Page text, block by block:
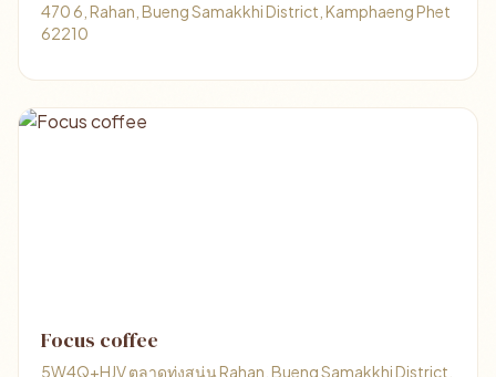
470 6, Rahan, Bueng Samakkhi District, Kamphaeng Phet
62210
Focus coffee
5W4Q+HJV ตลาดทุ่งสนุ่น Rahan, Bueng Samakkhi District,